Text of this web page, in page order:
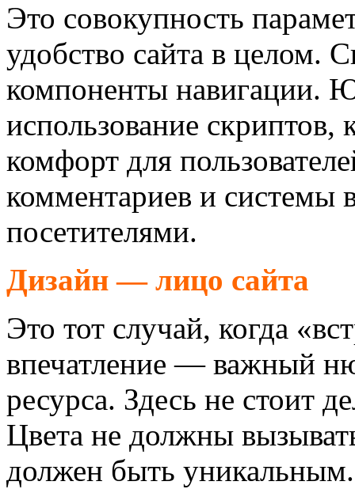
Это совокупность
удобство сайта в целом.
компоненты навигации.
использование
комфорт для
комментариев и системы
посетителями.
Дизайн — лицо сайта
Это тот случай, когда
впечатление — важный
ресурса. Здесь не стоит
Цвета не должны
должен быть уникальным.